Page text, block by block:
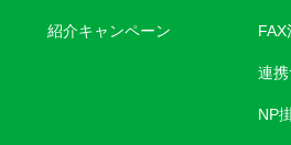
紹介キャンペーン
連
NP